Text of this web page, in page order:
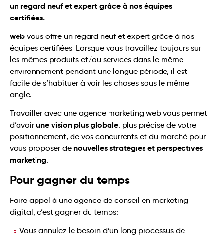
un regard neuf et expert grâce à nos équipes
certifiées.
web vous offre un regard neuf et expert grâce à nos
équipes certifiées. Lorsque vous travaillez toujours sur
les mêmes produits et/ou services dans le même
environnement pendant une longue période, il est
facile de s’habituer à voir les choses sous le même
angle.
Travailler avec une agence marketing web vous permet
d’avoir une vision plus globale, plus précise de votre
positionnement, de vos concurrents et du marché pour
vous proposer de nouvelles stratégies et perspectives
marketing.
Pour gagner du temps
Faire appel à une agence de conseil en marketing
digital, c’est gagner du temps:
Vous annulez le besoin d’un long processus de